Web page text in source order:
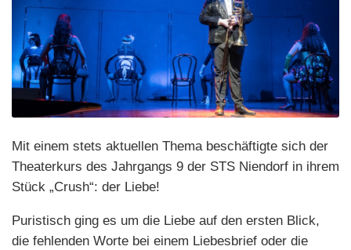
Mit einem stets aktuellen Thema beschäftigte sich der
Theaterkurs des Jahrgangs 9 der STS Niendorf in ihrem
Stück „Crush“: der Liebe!
Puristisch ging es um die Liebe auf den ersten Blick,
die fehlenden Worte bei einem Liebesbrief oder die